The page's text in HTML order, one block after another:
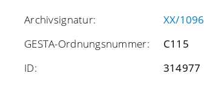
Archivsignatur:
XX/1096
GESTA-Ordnungsnummer:
C115
ID:
314977